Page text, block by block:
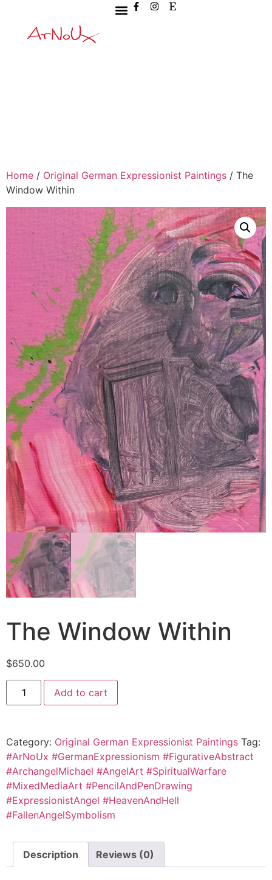
Home / Original German Expressionist Paintings / The
Window Within
The Window Within
$650.00
Add to cart
Category: Original German Expressionist Paintings Tag:
#ArNoUx #GermanExpressionism #FigurativeAbstract
#ArchangelMichael #AngelArt #SpiritualWarfare
#MixedMediaArt #PencilAndPenDrawing
#ExpressionistAngel #HeavenAndHell
#FallenAngelSymbolism
Description Reviews (0)